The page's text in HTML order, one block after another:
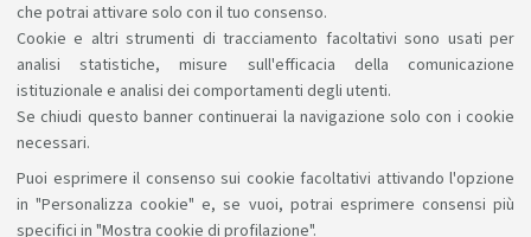
che potrai attivare solo con il tuo consenso.
Cookie e altri strumenti di tracciamento facoltativi sono usati per
analisi statistiche, misure sull'efficacia della comunicazione
istituzionale e analisi dei comportamenti degli utenti.
Se chiudi questo banner continuerai la navigazione solo con i cookie
necessari.
Puoi esprimere il consenso sui cookie facoltativi attivando l'opzione
in "Personalizza cookie" e, se vuoi, potrai esprimere consensi più
specifici in "Mostra cookie di profilazione".
Foto non
disponibile
Cesare Nucci
Ricercatore confermato
Vedi avvisi
Lezione di Malattie Odontostomatologiche di mercoled
29-11-17
22 novembre 2017 10:37
Tutti gli avvisi